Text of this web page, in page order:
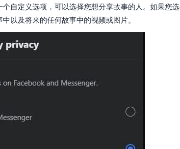
自定义选项，可以选择您想分享故事的人。如果您选
以及将来的任何故事中的视频或图片。